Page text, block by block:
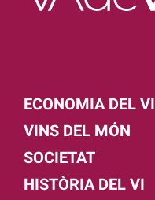
ECONOMIA DEL VI
VINS DEL MÓN
SOCIETAT
HISTÒRIA DEL VI